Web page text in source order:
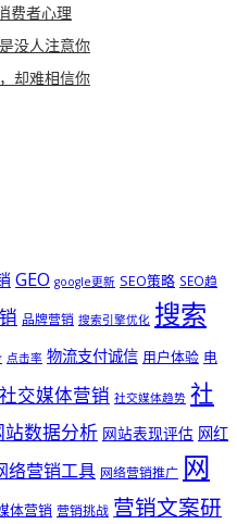
费者心理
没人注意你
却难相信你
GEO google更新 SEO策略 SEO趋
品牌营销 搜索引擎优化 搜索
点击率 物流支付诚信 用户体验 电
社交媒体营销 社交媒体趋势 社
站数据分析 网站表现评估 网红
络营销工具 网络营销推广 网
体营销 营销挑战 营销文案研